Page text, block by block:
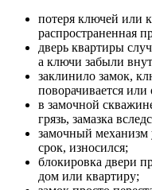
потеря ключей или
распространенная
дверь квартиры
а ключи забыли
заклинило замок,
поворачивается или
в замочной
грязь, замазка
замочный механизм
срок, износился;
блокировка двери
дом или квартиру;